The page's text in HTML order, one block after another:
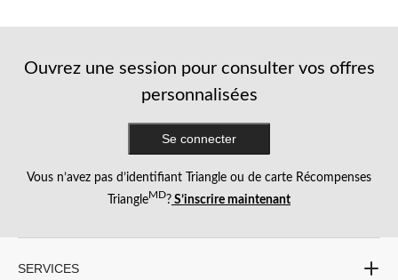
Ouvrez une session pour consulter vos offres
personnalisées
Se connecter
Vous n’avez pas d’identifiant Triangle ou de carte Récompenses
TriangleMD? S’inscrire maintenant
SERVICES